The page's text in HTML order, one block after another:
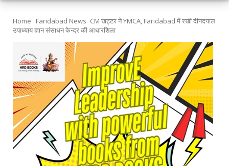
Home Faridabad News CM खट्टर ने YMCA, Faridabad में रखी दीनदयाल
उपाध्याय ज्ञान संसाधन केन्द्र की आधारशिला